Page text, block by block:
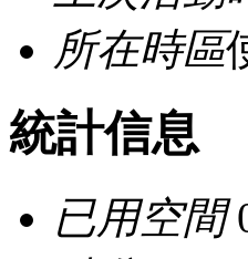
所在時區
統計信息
已用空間